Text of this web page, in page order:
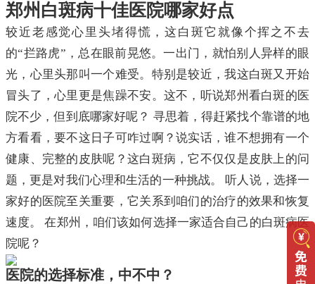
郑州白斑病十佳医院哪家好点
较近老感觉心里头堵得慌，这白斑它就像个挥之不去
的“拦路虎”，总在眼前晃悠。一出门，就怕别人异样的眼
光，心里头那叫一个难受。特别是较近，我这白斑又开始
冒头了，心里更是焦躁不安。这不，听说郑州看白斑的医
院不少，但到底哪家好呢？ 寻思着，得赶紧找个靠谱的地
方看看，要不这日子可咋过啊？说实话，谁不想拥有一个
健康、完整的皮肤呢？这白斑病，它不仅仅是皮肤上的问
题，更是对我们心理和生活的一种挑战。 听人说，选择一
家好的医院至关重要，它关系到咱们的治疗的效果和恢复
速度。 在郑州，咱们该如何选择一家适合自己的白斑病医
院呢？
医院的选择标准，中不中？